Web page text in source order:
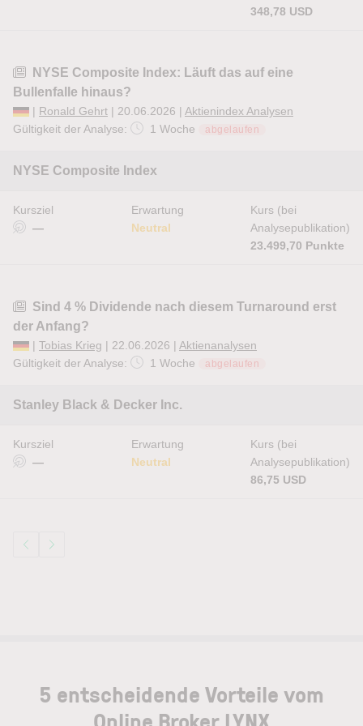
348,78 USD
NYSE Composite Index: Läuft das auf eine
Bullenfalle hinaus?
| Ronald Gehrt | 20.06.2026 | Aktienindex Analysen
Gültigkeit der Analyse:
1 Woche abgelaufen
NYSE Composite Index
Kursziel
—
Erwartung
Neutral
Kurs (bei
Analysepublikation)
23.499,70 Punkte
Sind 4 % Dividende nach diesem Turnaround erst
der Anfang?
| Tobias Krieg | 22.06.2026 | Aktienanalysen
Gültigkeit der Analyse:
1 Woche abgelaufen
Stanley Black & Decker Inc.
Kursziel
—
Erwartung
Neutral
Kurs (bei
Analysepublikation)
86,75 USD
5 entscheidende Vorteile vom